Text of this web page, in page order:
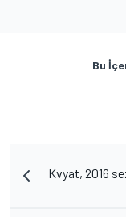
Bu
Kvyat, 2016